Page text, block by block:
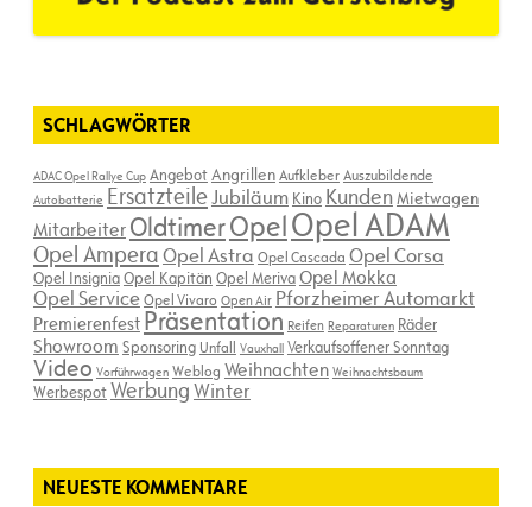
SCHLAGWÖRTER
ADAC Opel Rallye Cup AngebotAngrillenAufkleberAuszubildende
Autobatterie ErsatzteileJubiläum Kino KundenMietwagen
Mitarbeiter OldtimerOpelOpel ADAM
Opel AmperaOpel Astra Opel Cascada Opel Corsa
Opel InsigniaOpel Kapitän Opel MerivaOpel Mokka
Opel ServiceOpel Vivaro Open Air Pforzheimer Automarkt
Premierenfest Präsentation Reifen Reparaturen Räder
Showroom Sponsoring Unfall Vauxhall Verkaufsoffener Sonntag
Video Vorführwagen Weblog Weihnachten Weihnachtsbaum
WerbespotWerbungWinter
NEUESTE KOMMENTARE